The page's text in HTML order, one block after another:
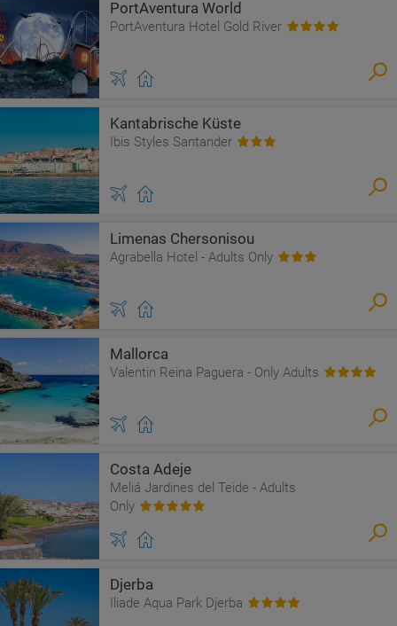
PortAventura World
PortAventura Hotel Gold River
Kantabrische Küste
Ibis Styles Santander
Limenas Chersonisou
Agrabella Hotel - Adults Only
Mallorca
Valentin Reina Paguera - Only Adults
Costa Adeje
Meliá Jardines del Teide - Adults
Only
Djerba
Iliade Aqua Park Djerba